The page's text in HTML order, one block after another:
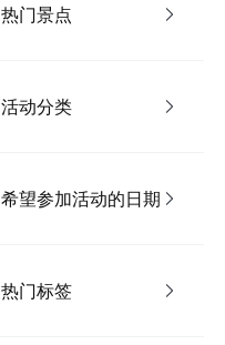
热门景点
活动分类
希望参加活动的日期
热门标签